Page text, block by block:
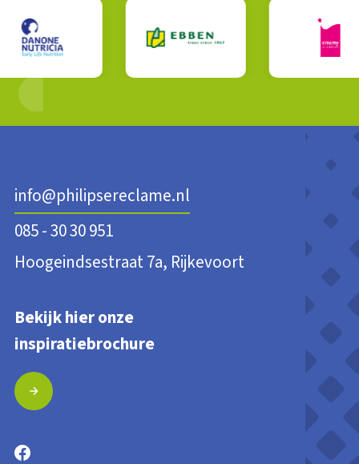
info@philipsereclame.nl
085 - 30 30 951
Hoogeindsestraat 7a, Rijkevoort
Bekijk hier onze
inspiratiebrochure